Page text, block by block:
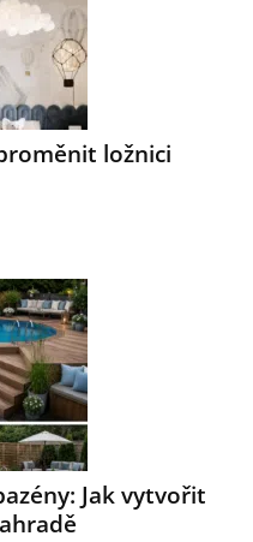
ložnici
Jak vytvořit